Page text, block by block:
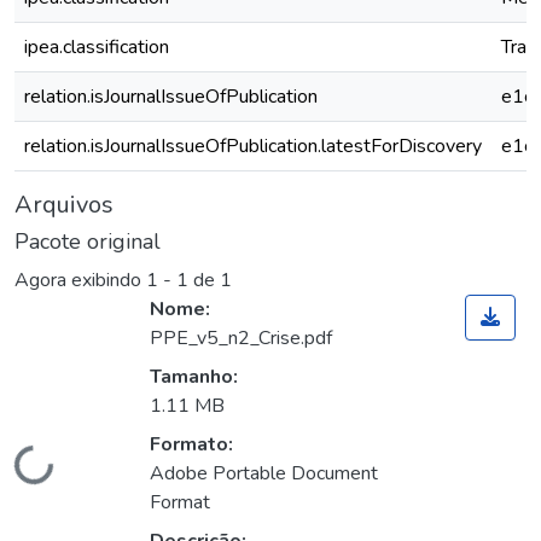
ipea.classification
relation.isJournalIssueOfPublication
relation.isJournalIssueOfPublication.latestForDiscovery
Arquivos
Pacote original
Agora exibindo 1 - 1 de 1
Carregando...
Nome:
PPE_v5_n2_Crise.pdf
Tamanho:
1.11 MB
Formato:
Adobe Portable Document
Format